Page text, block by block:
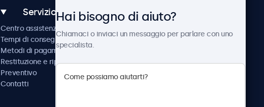
Servizio Clienti
Centro assistenza
Tempi di consegna
Metodi di pagamento
Restituzione e riparazione
Preventivo
Contatti
Chi siamo
Notizie e aggiornamenti
Beetronics
Lavora con noi
Hai bisogno di aiuto?
Chiamaci o inviaci un messaggio per parlare con uno
specialista.